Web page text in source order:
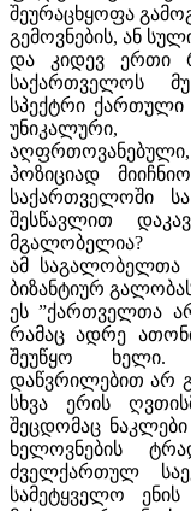
შეურაცხყოფა
გემოვნების, ან
და კიდევ ერთი
საქართველოს
სპექტრი
უნიკალური,
პოზიციად
საქართველოში
შესწავლით
მგალობელია?
ამ საგალობელთა
ბიზანტიურ
ეს ”ქართველთა
რამაც ადრე
შეუწყო ხელი.
დაწვრილებით არ
სხვა ერის
შეცდომაც
ხელოვნების
ძველქართულ
სამეტყველო